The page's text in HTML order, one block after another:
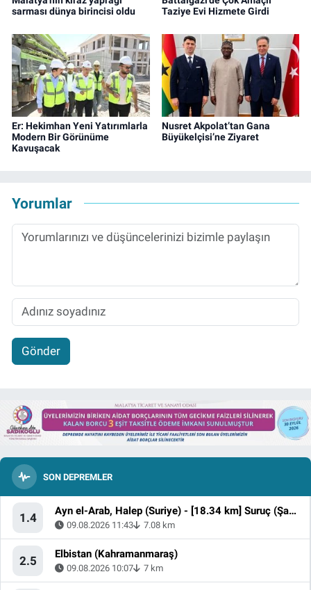
sarması dünya birincisi oldu
Taziye Evi Hizmete Girdi
Er: Hekimhan Yeni Yatırımlarla
Modern Bir Görünüme
Kavuşacak
Nusret Akpolat’tan Gana
Büyükelçisi’ne Ziyaret
Yorumlar
Gönder
SON DEPREMLER
1.4 Ayn el-Arab, Halep (Suriye) - [18.34 km] Suruç (Şanlıurfa)
09.08.2026 11:43 7.08 km
2.5 Elbistan (Kahramanmaraş)
09.08.2026 10:07 7 km